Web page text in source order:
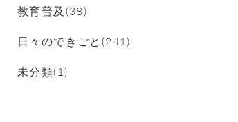
教育普及(38)
日々のできごと(241)
未分類(1)